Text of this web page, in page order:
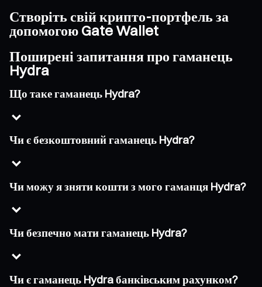
Створіть свій крипто-портфель за
допомогою Gate Wallet
Поширені запитання про гаманець
Hydra
Що таке гаманець Hydra?
Чи є безкоштовний гаманець Hydra?
Чи можу я зняти кошти з мого гаманця Hydra?
Чи безпечно мати гаманець Hydra?
Чи є гаманець Hydra банківським рахунком?